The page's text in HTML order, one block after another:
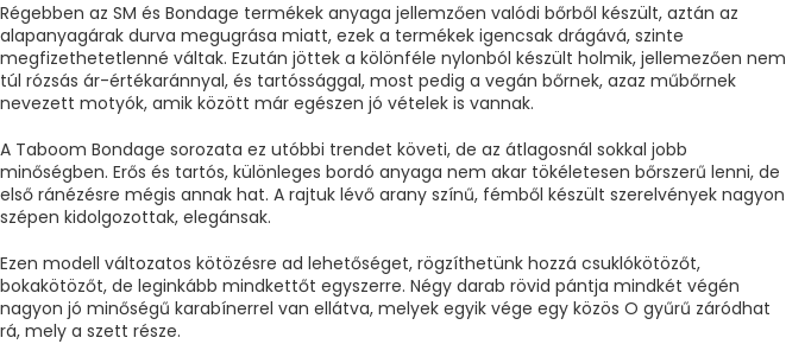
Régebben az SM és Bondage termékek anyaga jellemzően valódi bőrből készült, aztán az
alapanyagárak durva megugrása miatt, ezek a termékek igencsak drágává, szinte
megfizethetetlenné váltak. Ezután jöttek a kölönféle nylonból készült holmik, jellemezően nem
túl rózsás ár-értékaránnyal, és tartóssággal, most pedig a vegán bőrnek, azaz műbőrnek
nevezett motyók, amik között már egészen jó vételek is vannak.
A Taboom Bondage sorozata ez utóbbi trendet követi, de az átlagosnál sokkal jobb
minőségben. Erős és tartós, különleges bordó anyaga nem akar tökéletesen bőrszerű lenni, de
első ránézésre mégis annak hat. A rajtuk lévő arany színű, fémből készült szerelvények nagyon
szépen kidolgozottak, elegánsak.
Ezen modell változatos kötözésre ad lehetőséget, rögzíthetünk hozzá csuklókötözőt,
bokakötözőt, de leginkább mindkettőt egyszerre. Négy darab rövid pántja mindkét végén
nagyon jó minőségű karabínerrel van ellátva, melyek egyik vége egy közös O gyűrű záródhat
rá, mely a szett része.